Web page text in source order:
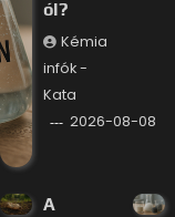
ól?
Kémia
infók -
Kata
2026-08-08
A